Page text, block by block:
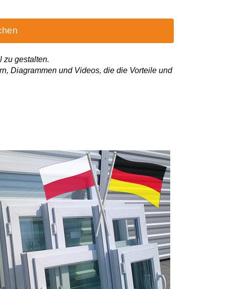
zu gestalten.
Diagrammen und Videos, die die Vorteile und